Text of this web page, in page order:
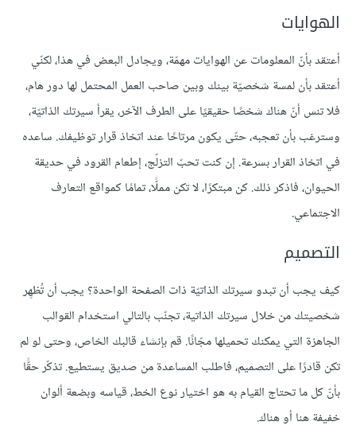
الهوايات
أعتقد بأنّ المعلومات عن الهوايات مهمّة، ويجادل البعض في هذا، لكنّي
أعتقد بأن لمسة شخصيّة بينك وبين صاحب العمل المحتمل لها دور هام،
فلا تنس أنّ هناك شخصًا حقيقيًا على الطرف الآخر، يقرأ سيرتك الذاتيّة،
وسترغب بأن تعجبه، حتّى يكون مرتاحًا عند اتخاذ قرار توظيفك. ساعده
في اتخاذ القرار بسرعة. إن كنت تحبّ التزلّج، إطعام القرود في حديقة
الحيوان، فاذكر ذلك. كن مبتكرًا، لا تكن مملًّا، تمامًا كمواقع التعارف
الاجتماعي.
التصميم
كيف يجب أن تبدو سيرتك الذاتيّة ذات الصفحة الواحدة؟ يجب أن تُظهِر
شخصيتك من خلال سيرتك الذاتية، تجنّب بالتالي استخدام القوالب
الجاهزة التي يمكنك تحميلها مجّانًا. قم بإنشاء قالبك الخاص، وحتى لو لم
تكن قادرًا على التصميم، فاطلب المساعدة من صديق يستطيع. تذكّر حقًّا
بأنّ كل ما تحتاج القيام به هو اختيار نوع الخط، قياسه وبضعة ألوان
خفيفة هنا أو هناك.